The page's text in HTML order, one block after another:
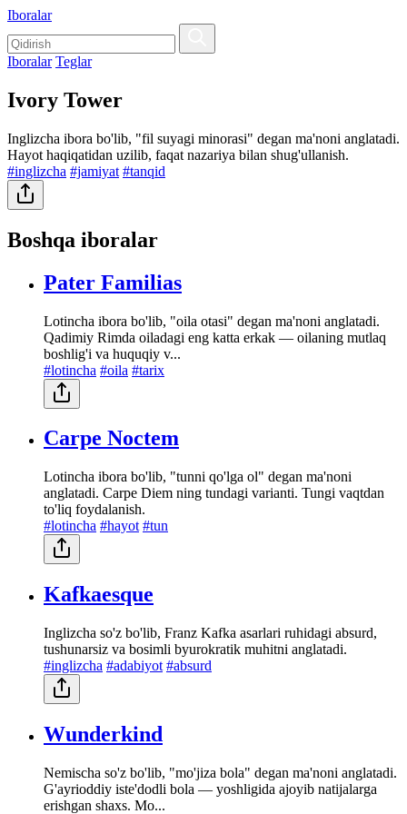
Iboralar
Iboralar Teglar
Ivory Tower
Inglizcha ibora bo'lib, "fil suyagi minorasi" degan ma'noni anglatadi.
Hayot haqiqatidan uzilib, faqat nazariya bilan shug'ullanish.
#inglizcha #jamiyat #tanqid
Boshqa iboralar
Pater Familias
Lotincha ibora bo'lib, "oila otasi" degan ma'noni anglatadi.
Qadimiy Rimda oiladagi eng katta erkak — oilaning mutlaq
boshlig'i va huquqiy v...
#lotincha #oila #tarix
Carpe Noctem
Lotincha ibora bo'lib, "tunni qo'lga ol" degan ma'noni
anglatadi. Carpe Diem ning tundagi varianti. Tungi vaqtdan
to'liq foydalanish.
#lotincha #hayot #tun
Kafkaesque
Inglizcha so'z bo'lib, Franz Kafka asarlari ruhidagi absurd,
tushunarsiz va bosimli byurokratik muhitni anglatadi.
#inglizcha #adabiyot #absurd
Wunderkind
Nemischa so'z bo'lib, "mo'jiza bola" degan ma'noni anglatadi.
G'ayrioddiy iste'dodli bola — yoshligida ajoyib natijalarga
erishgan shaxs. Mo...